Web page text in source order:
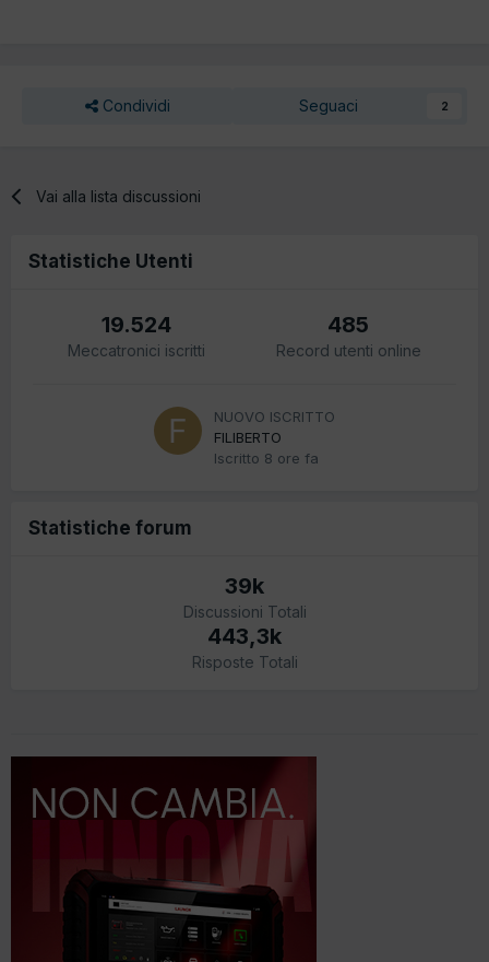
Condividi Seguaci 2
Vai alla lista discussioni
Statistiche Utenti
19.524
Meccatronici iscritti
485
Record utenti online
NUOVO ISCRITTO
FILIBERTO
Iscritto 8 ore fa
Statistiche forum
39k
Discussioni Totali
443,3k
Risposte Totali